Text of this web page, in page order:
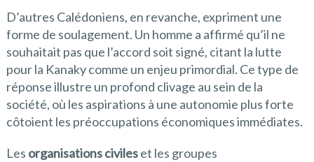
D’autres Calédoniens, en revanche, expriment une
forme de soulagement. Un homme a affirmé qu’il ne
souhaitait pas que l’accord soit signé, citant la lutte
pour la Kanaky comme un enjeu primordial. Ce type de
réponse illustre un profond clivage au sein de la
société, où les aspirations à une autonomie plus forte
côtoient les préoccupations économiques immédiates.
Les organisations civileset les groupes